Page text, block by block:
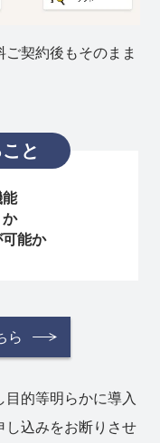
ご契約後もそのまま
と
能
か
能か
ら
的等明らかに導入
し込みをお断りさせ